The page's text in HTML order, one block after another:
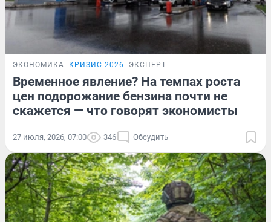
ЭКОНОМИКА КРИЗИС-2026 ЭКСПЕРТ
Временное явление? На темпах роста
цен подорожание бензина почти не
скажется — что говорят экономисты
27 июля, 2026, 07:00 346 Обсудить